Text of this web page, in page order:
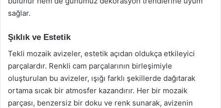
sağlar.
Şıklık ve Estetik
Tekli mozaik avizeler, estetik açıdan oldukça etkileyici
parçalardır. Renkli cam parçalarının birleşimiyle
oluşturulan bu avizeler, ışığı farklı şekillerde dağıtarak
ortama sıcak bir atmosfer kazandırır. Her bir mozaik
parçası, benzersiz bir doku ve renk sunarak, avizenin